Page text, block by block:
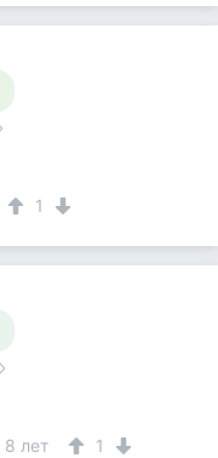
1
8 лет 1